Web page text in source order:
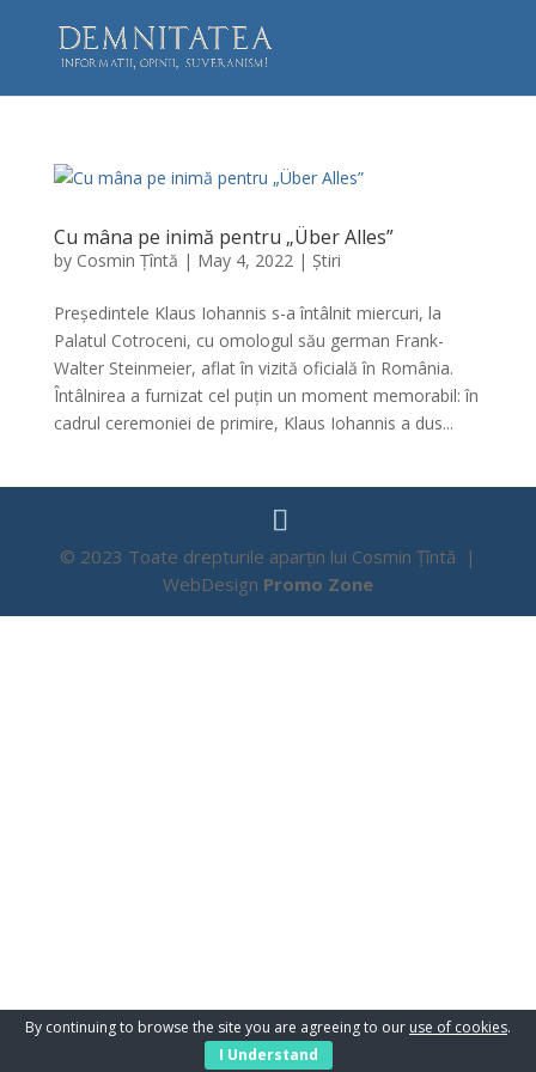
Cu mâna pe inimă pentru „Über Alles”
by Cosmin Țîntă | May 4, 2022| Știri
Președintele Klaus Iohannis s-a întâlnit miercuri, la
Palatul Cotroceni, cu omologul său german Frank-
Walter Steinmeier, aflat în vizită oficială în România.
Întâlnirea a furnizat cel puțin un moment memorabil: în
cadrul ceremoniei de primire, Klaus Iohannis a dus...
© 2023 Toate drepturile aparțin lui Cosmin Țîntă |
WebDesign Promo Zone
By continuing to browse the site you are agreeing to our use of cookies.
I Understand